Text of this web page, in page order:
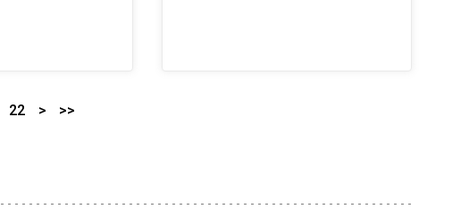
22 > >>